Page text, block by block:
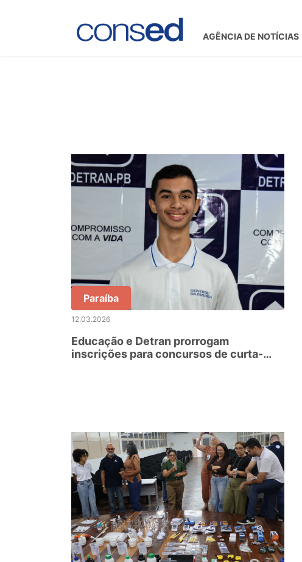
AGÊNCIA DE NOTÍCIAS
Paraíba
12.03.2026
Educação e Detran prorrogam
inscrições para concursos de curta-